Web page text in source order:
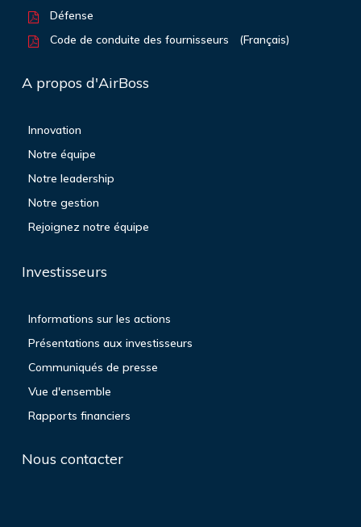
Défense
Code de conduite des fournisseurs
(Français)
A propos d'AirBoss
Innovation
Notre équipe
Notre leadership
Notre gestion
Rejoignez notre équipe
Investisseurs
Informations sur les actions
Présentations aux investisseurs
Communiqués de presse
Vue d'ensemble
Rapports financiers
Nous contacter